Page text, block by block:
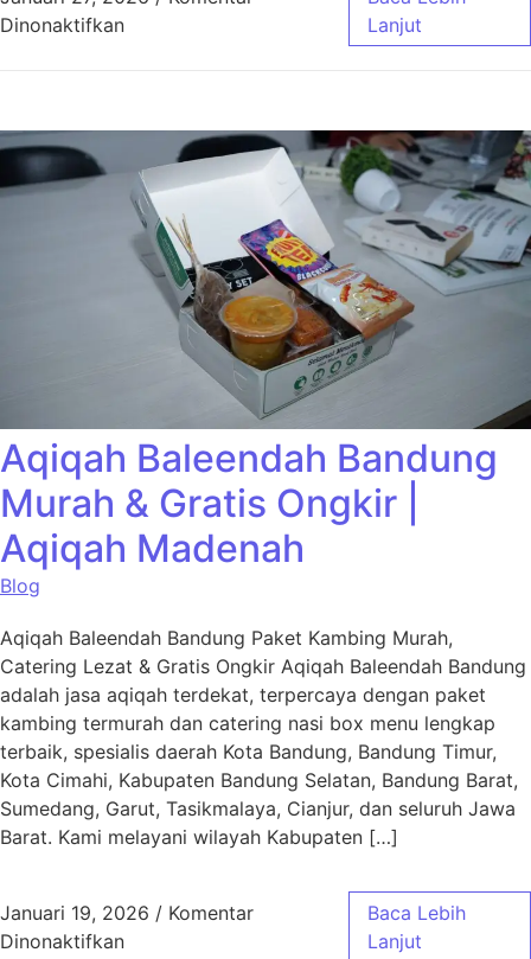
Dinonaktifkanpada Aqiqah Cangkuang Bandung Terdekat
Lanjut
Aqiqah Baleendah Bandung
Murah & Gratis Ongkir |
Aqiqah Madenah
Blog
Aqiqah Baleendah Bandung Paket Kambing Murah,
Catering Lezat & Gratis Ongkir Aqiqah Baleendah Bandung
adalah jasa aqiqah terdekat, terpercaya dengan paket
kambing termurah dan catering nasi box menu lengkap
terbaik, spesialis daerah Kota Bandung, Bandung Timur,
Kota Cimahi, Kabupaten Bandung Selatan, Bandung Barat,
Sumedang, Garut, Tasikmalaya, Cianjur, dan seluruh Jawa
Barat. Kami melayani wilayah Kabupaten […]
Januari 19, 2026 / Komentar
Dinonaktifkanpada Aqiqah Baleendah Bandung Murah &
Baca Lebih
Lanjut